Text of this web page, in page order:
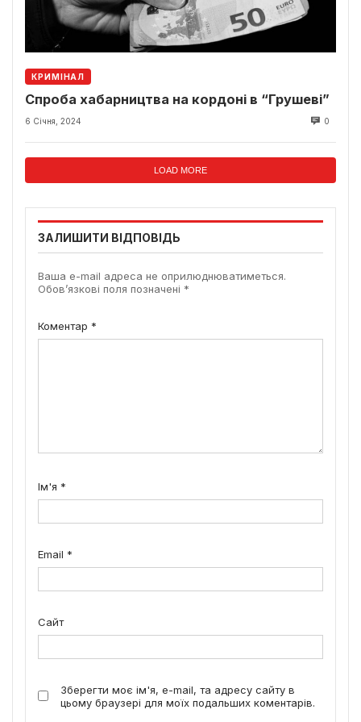
КРИМІНАЛ
Спроба хабарництва на кордоні в “Грушеві”
6 Січня, 2024 0
LOAD MORE
ЗАЛИШИТИ ВІДПОВІДЬ
Ваша e-mail адреса не оприлюднюватиметься.
Обов’язкові поля позначені *
Коментар *
Ім'я *
Email *
Сайт
Зберегти моє ім'я, e-mail, та адресу сайту в
цьому браузері для моїх подальших коментарів.